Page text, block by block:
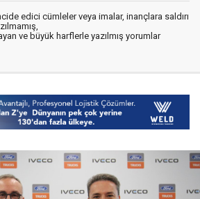
edici cümleler veya imalar, inançlara saldırı
ve büyük harflerle yazılmış yorumlar